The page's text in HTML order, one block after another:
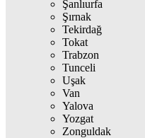
Şanlıurfa
Şırnak
Tekirdağ
Tokat
Trabzon
Tunceli
Uşak
Van
Yalova
Yozgat
Zonguldak